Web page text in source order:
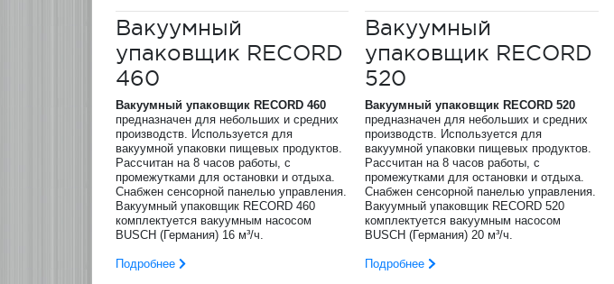
Вакуумный
упаковщик RECORD
460
Вакуумный упаковщик RECORD 460
предназначен для небольших и средних
производств. Используется для
вакуумной упаковки пищевых продуктов.
Рассчитан на 8 часов работы, с
промежутками для остановки и отдыха.
Снабжен сенсорной панелью управления.
Вакуумный упаковщик RECORD 460
комплектуется вакуумным насосом
BUSCH (Германия) 16 м³/ч.
Подробнее
Вакуумный
упаковщик RECORD
520
Вакуумный упаковщик RECORD 520
предназначен для небольших и средних
производств. Используется для
вакуумной упаковки пищевых продуктов.
Рассчитан на 8 часов работы, с
промежутками для остановки и отдыха.
Снабжен сенсорной панелью управления.
Вакуумный упаковщик RECORD 520
комплектуется вакуумным насосом
BUSCH (Германия) 20 м³/ч.
Подробнее